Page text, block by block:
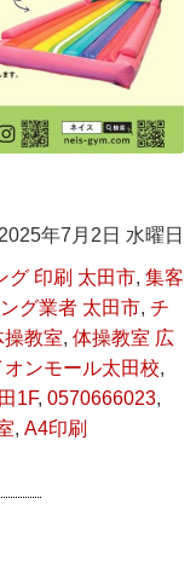
2025年7月2日 水曜日
グ 印刷 太田市, 集客
グ業者 太田市, チ
操教室, 体操教室 広
ンモール太田校,
1F, 0570666023,
, A4印刷